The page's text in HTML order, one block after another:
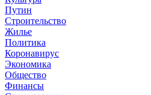
Путин
Строительство
Жилье
Политика
Коронавирус
Экономика
Общество
Финансы